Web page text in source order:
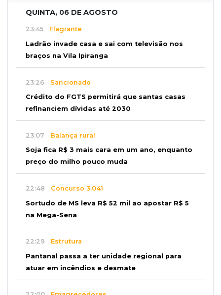
QUINTA, 06 DE AGOSTO
23:45 Flagrante
Ladrão invade casa e sai com televisão nos
braços na Vila Ipiranga
23:26 Sancionado
Crédito do FGTS permitirá que santas casas
refinanciem dívidas até 2030
23:07 Balança rural
Soja fica R$ 3 mais cara em um ano, enquanto
preço do milho pouco muda
22:48 Concurso 3.041
Sortudo de MS leva R$ 52 mil ao apostar R$ 5
na Mega-Sena
22:29 Estrutura
Pantanal passa a ter unidade regional para
atuar em incêndios e desmate